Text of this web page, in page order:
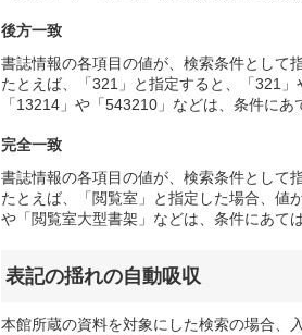
後方一致
書誌情報の各項目の値が、検索条件として
たとえば、「321」と指定すると、「321
「13214」や「543210」などは、条件にあ
完全一致
書誌情報の各項目の値が、検索条件として
たとえば、「閲覧室」と指定した場合、値
や「閲覧室大型書架」などは、条件にあて
表記の揺れの自動吸収
本館所蔵の資料を対象にした検索の場合、